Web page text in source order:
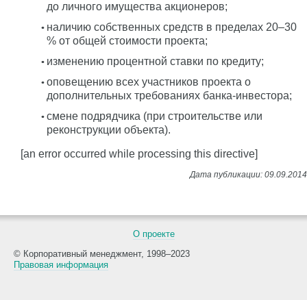
до личного имущества акционеров;
наличию собственных средств в пределах 20–30
% от общей стоимости проекта;
изменению процентной ставки по кредиту;
оповещению всех участников проекта о
дополнительных требованиях банка-инвестора;
смене подрядчика (при строительстве или
реконструкции объекта).
[an error occurred while processing this directive]
О проекте
© Корпоративный менеджмент, 1998–2023
Правовая информация